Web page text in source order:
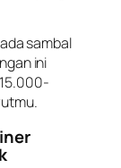
sambal
ini